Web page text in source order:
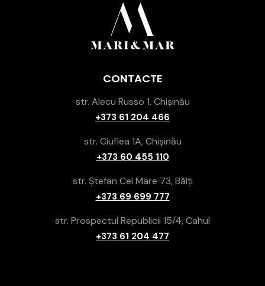
CONTACTE
str. Alecu Russo 1, Chișinău
+373 61 204 466
str. Ciuflea 1A, Chișinău
+373 60 455 110
str. Ștefan Cel Mare 73, Bălți
+373 69 699 777
str. Prospectul Republicii 15/4, Cahul
+373 61 204 477